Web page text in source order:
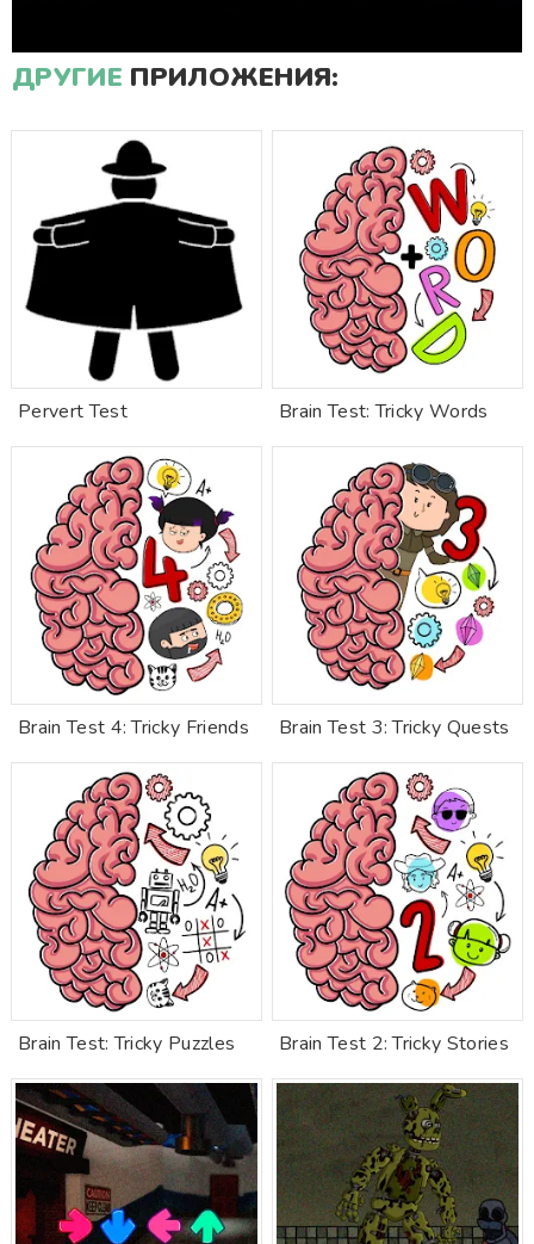
ДРУГИЕ ПРИЛОЖЕНИЯ:
Pervert Test Brain Test: Tricky Words
Brain Test 4: Tricky Friends Brain Test 3: Tricky Quests
Brain Test: Tricky Puzzles Brain Test 2: Tricky Stories